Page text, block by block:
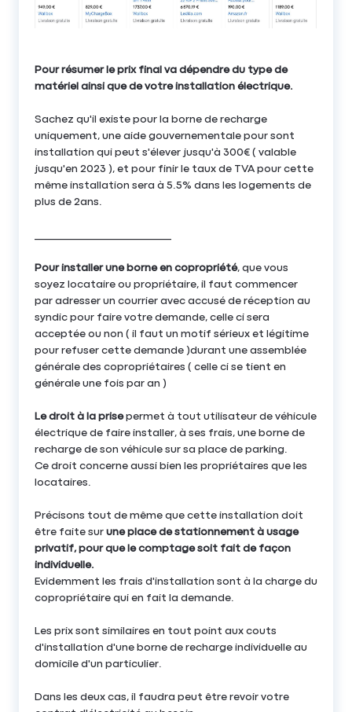
Pour résumer le prix final va dépendre du type de
matériel ainsi que de votre installation électrique.
Sachez qu'il existe pour la borne de recharge
uniquement, une aide gouvernementale pour sont
installation qui peut s'élever jusqu'à 300€ ( valable
jusqu'en 2023 ), et pour finir le taux de TVA pour cette
même installation sera à 5.5% dans les logements de
plus de 2ans.
Pour installer une borne en copropriété, que vous
soyez locataire ou propriétaire, il faut commencer
par adresser un courrier avec accusé de réception au
syndic pour faire votre demande, celle ci sera
acceptée ou non ( il faut un motif sérieux et légitime
pour refuser cette demande )durant une assemblée
générale des copropriétaires ( celle ci se tient en
générale une fois par an )
Le droit à la prisepermet à tout utilisateur de véhicule
électrique de faire installer, à ses frais, une borne de
recharge de son véhicule sur sa place de parking.
Ce droit concerne aussi bien les propriétaires que les
locataires.
Précisons tout de même que cette installation doit
être faite sur une place de stationnement à usage
privatif, pour que le comptage soit fait de façon
individuelle.
Evidemment les frais d'installation sont à la charge du
copropriétaire qui en fait la demande.
Les prix sont similaires en tout point aux couts
d'installation d'une borne de recharge individuelle au
domicile d'un particulier.
Dans les deux cas, il faudra peut être revoir votre